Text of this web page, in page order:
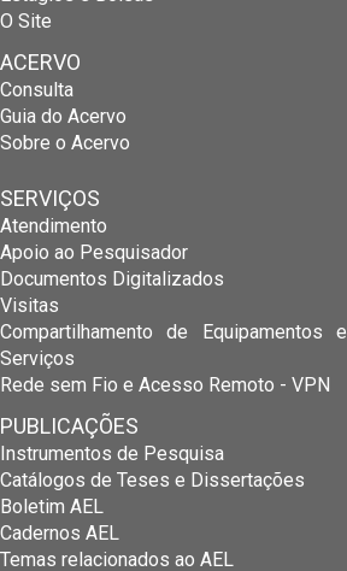
O Site
ACERVO
Consulta
Guia do Acervo
Sobre o Acervo
SERVIÇOS
Atendimento
Apoio ao Pesquisador
Documentos Digitalizados
Visitas
Compartilhamento de Equipamentos e
Serviços
Rede sem Fio e Acesso Remoto - VPN
PUBLICAÇÕES
Instrumentos de Pesquisa
Catálogos de Teses e Dissertações
Boletim AEL
Cadernos AEL
Temas relacionados ao AEL